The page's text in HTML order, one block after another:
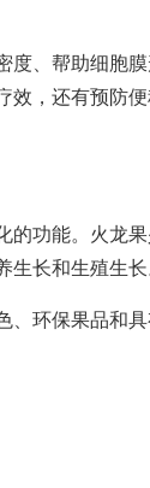
、帮助细胞膜
效，还有预防
功能。火龙果
生长和生殖生
环保果品和具